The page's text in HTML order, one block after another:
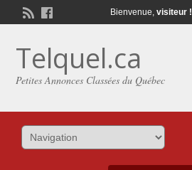
Bienvenue, visiteur !
Telquel.ca
Petites Annonces Classées du Québec